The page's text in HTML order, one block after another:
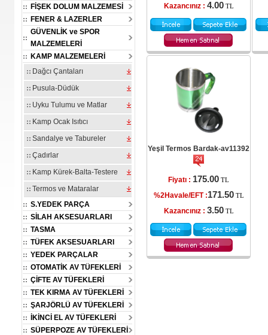
FİŞEK DOLUM MALZEMESİ
FENER & LAZERLER
GÜVENLİK ve SPOR
MALZEMELERİ
KAMP MALZEMELERİ
Dağcı Çantaları
Pusula-Düdük
Uyku Tulumu ve Matlar
Kamp Ocak Isıtıcı
Sandalye ve Tabureler
Çadırlar
Kamp Kürek-Balta-Testere
Termos ve Mataralar
S.YEDEK PARÇA
SİLAH AKSESUARLARI
TASMA
TÜFEK AKSESUARLARI
YEDEK PARÇALAR
OTOMATİK AV TÜFEKLERİ
ÇİFTE AV TÜFEKLERİ
TEK KIRMA AV TÜFEKLERİ
ŞARJÖRLÜ AV TÜFEKLERİ
İKİNCİ EL AV TÜFEKLERİ
SÜPERPOZE AV TÜFEKLERİ
Kazancınız : 4.00 TL
Yeşil Termos Bardak-av11392
Fiyatı : 175.00 TL
%2Havale/EFT :171.50 TL
Kazancınız : 3.50 TL
Yem
Anason
Oskar Boili Yüzen Silikon Yem
20mm Yeşil Kan Kokulu-
av15293
Fiyatı :100.00 TL
%2Havale/EFT : 98.00
20mm Kırmızı Kan Kokulu-
av15292
%2Havale/EFT :
Kazancınız :